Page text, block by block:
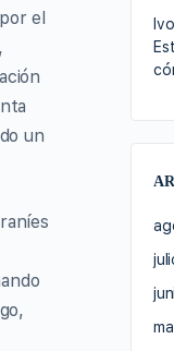
el
un